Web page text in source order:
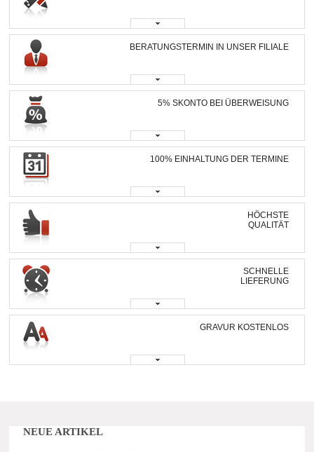
BERATUNGSTERMIN IN UNSER FILIALE
5% SKONTO BEI ÜBERWEISUNG
100% EINHALTUNG DER TERMINE
HÖCHSTE
QUALITÄT
SCHNELLE
LIEFERUNG
GRAVUR KOSTENLOS
NEUE ARTIKEL